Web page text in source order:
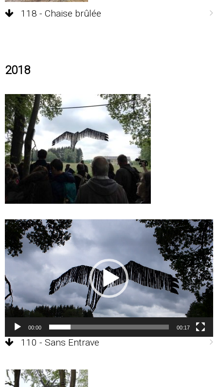
118 - Chaise brûlée
2018
Lecteur
vidéo
00:00 00:17
110 - Sans Entrave